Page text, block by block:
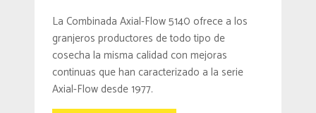
La Combinada Axial-Flow 5140 ofrece a los
granjeros productores de todo tipo de
cosecha la misma calidad con mejoras
continuas que han caracterizado a la serie
Axial-Flow desde 1977.